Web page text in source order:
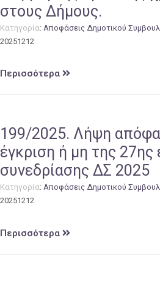
στους Δήμους.
Κατηγορία: Αποφάσεις Δημοτικού
20251212
Περισσότερα
199/2025. Λήψη
έγκριση ή μη της 27ης
συνεδρίασης ΔΣ 2025
Κατηγορία: Αποφάσεις Δημοτικού
20251212
Περισσότερα